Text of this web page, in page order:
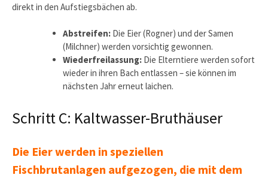
direkt in den Aufstiegsbächen ab.
Abstreifen: Die Eier (Rogner) und der Samen
(Milchner) werden vorsichtig gewonnen.
Wiederfreilassung: Die Elterntiere werden sofort
wieder in ihren Bach entlassen – sie können im
nächsten Jahr erneut laichen.
Schritt C: Kaltwasser-Bruthäuser
Die Eier werden in speziellen
Fischbrutanlagen aufgezogen, die mit dem